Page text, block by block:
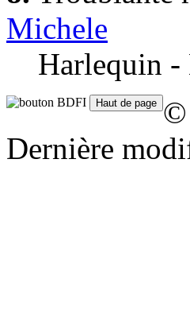
Michele
Harlequin -
©
Dernière